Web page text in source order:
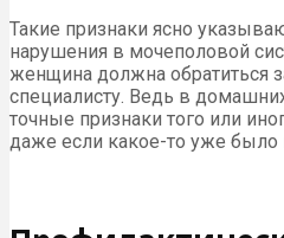
Такие признаки ясно
нарушения в мочеполовой
женщина должна обратиться
специалисту. Ведь в
точные признаки того или
даже если какое-то уже было